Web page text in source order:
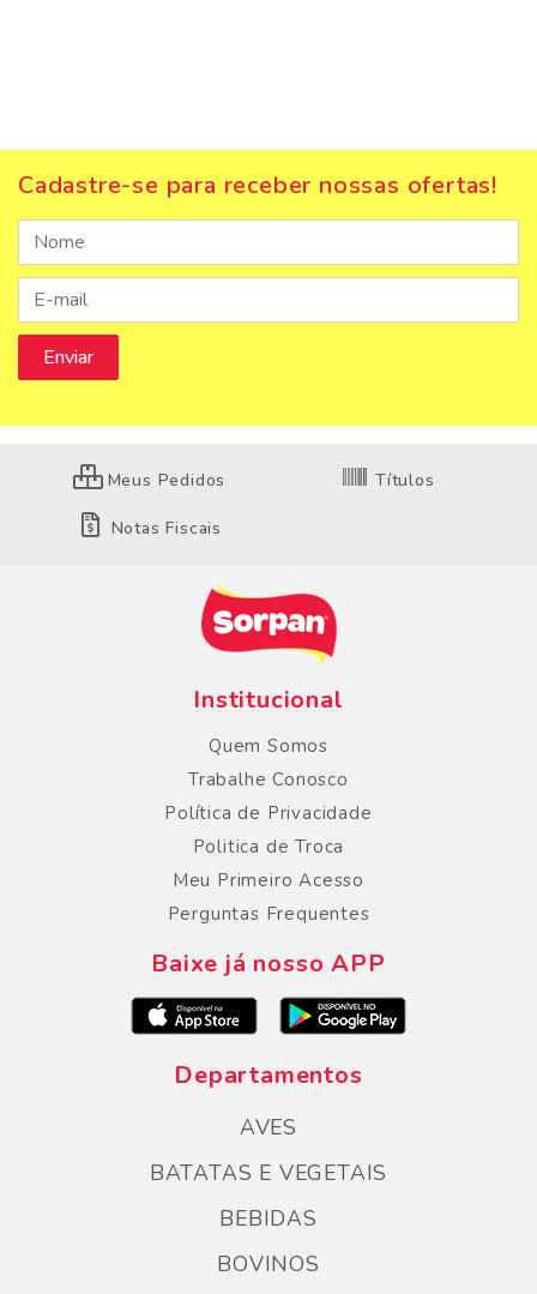
Cadastre-se para receber nossas ofertas!
Meus Pedidos Títulos
Notas Fiscais
Institucional
Quem Somos
Trabalhe Conosco
Política de Privacidade
Politica de Troca
Meu Primeiro Acesso
Perguntas Frequentes
Baixe já nosso APP
Departamentos
AVES
BATATAS E VEGETAIS
BEBIDAS
BOVINOS